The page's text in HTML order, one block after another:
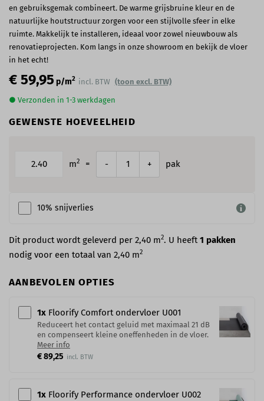
€ 59,95 p/m2 incl. BTW (toon excl. BTW)
● Verzonden in 1-3 werkdagen
GEWENSTE HOEVEELHEID
m2 = - + pak
10% snijverlies
Dit product wordt geleverd per 2,40 m2. U heeft1 pakken
nodig voor een totaal van 2,40 m2
AANBEVOLEN OPTIES
1x Floorify Comfort ondervloer U001
Reduceert het contact geluid met maximaal 21 dB
en compenseert kleine oneffenheden in de vloer.
Meer info
€ 89,25
1x Floorify Performance ondervloer U002
en gebruiksgemak combineert. De warme grijsbruine kleur en de
natuurlijke houtstructuur zorgen voor een stijlvolle sfeer in elke
ruimte. Makkelijk te installeren, ideaal voor zowel nieuwbouw als
renovatieprojecten. Kom langs in onze showroom en bekijk de vloer
in het echt!